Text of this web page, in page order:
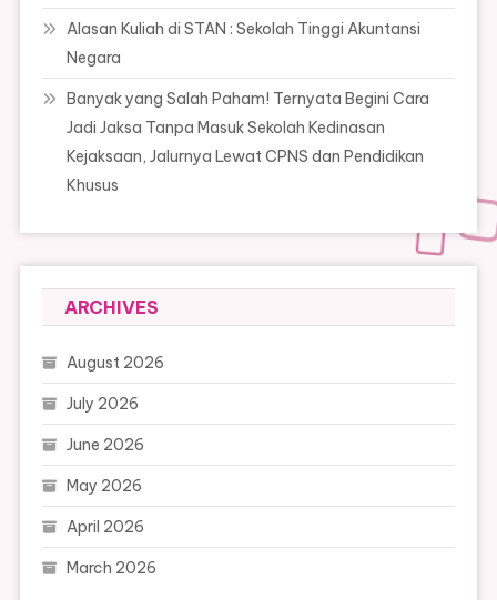
Alasan Kuliah di STAN : Sekolah Tinggi Akuntansi
Negara
Banyak yang Salah Paham! Ternyata Begini Cara
Jadi Jaksa Tanpa Masuk Sekolah Kedinasan
Kejaksaan, Jalurnya Lewat CPNS dan Pendidikan
Khusus
ARCHIVES
August 2026
July 2026
June 2026
May 2026
April 2026
March 2026